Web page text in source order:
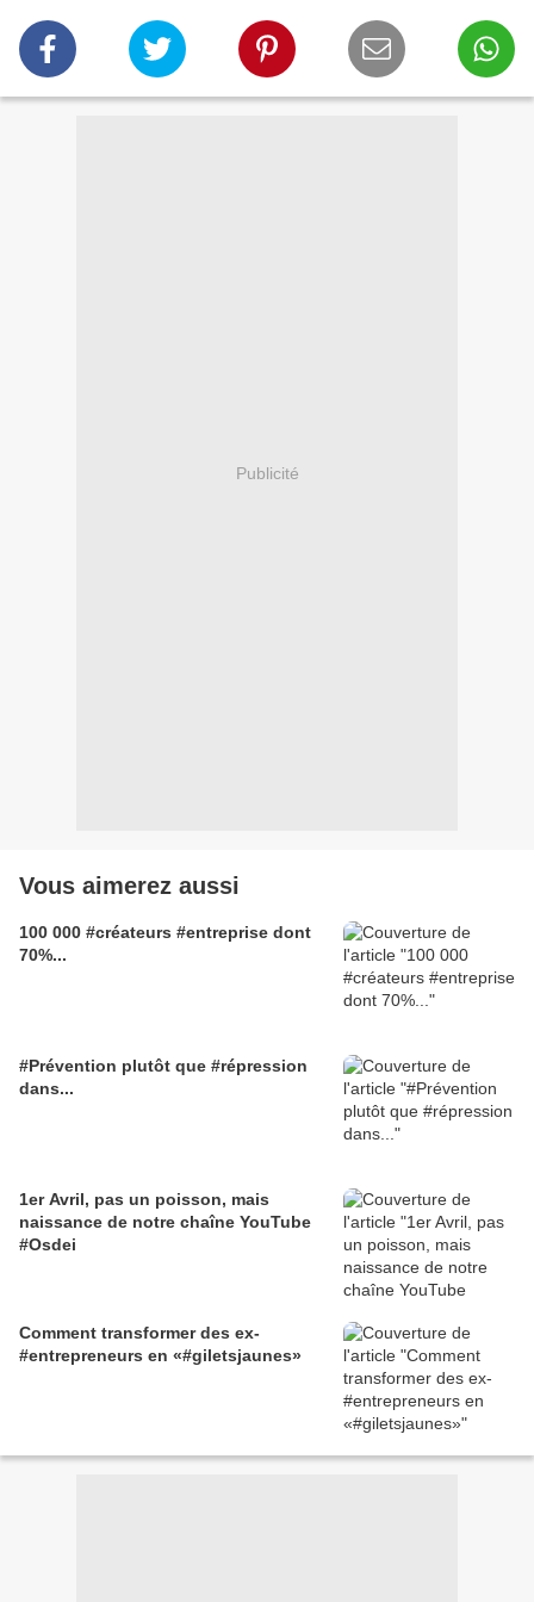
Publicité
Vous aimerez aussi
100 000 #créateurs #entreprise dont
70%...
#Prévention plutôt que #répression
dans...
1er Avril, pas un poisson, mais
naissance de notre chaîne YouTube
#Osdei
Comment transformer des ex-
#entrepreneurs en «#giletsjaunes»